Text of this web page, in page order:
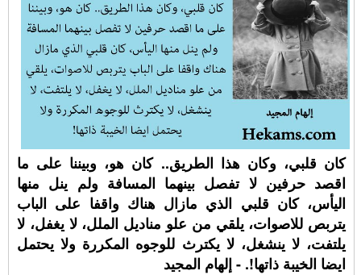
كان قلبي، وكان هذا الطريق.. كان هو، وبيننا على ما
اقصد حرفين لا تفصل بينهما المسافة ولم ينل منها
اليأس، كان قلبي الذي مازال هناك واقفا على الباب
يتربص للاصوات، يلقي من علو مناديل الملل، لا يغفل، لا
يلتفت، لا ينشغل، لا يكترث للوجوه المكررة ولا يحتمل
ايضا الخيبة ذاتها!. - إلهام المجيد